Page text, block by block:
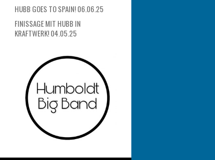
HUBB GOES TO SPAIN! 06.06.25
FINISSAGE MIT HUBB IN
KRAFTWERK! 04.05.25